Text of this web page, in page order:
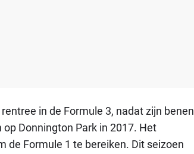
in de Formule 3, nadat zijn benen
Donnington Park in 2017. Het
de Formule 1 te bereiken. Dit seizoen